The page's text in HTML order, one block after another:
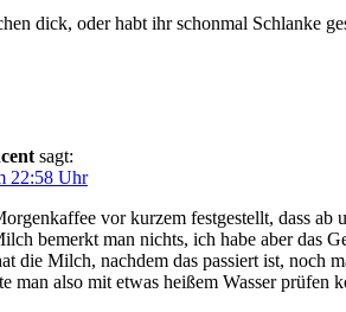
dick, oder habt ihr schonmal Schlanke
sagt:
22:58 Uhr
vor kurzem festgestellt, dass
bemerkt man nichts, ich habe aber das
die Milch, nachdem das passiert ist, noch
man also mit etwas heißem Wasser prüfen